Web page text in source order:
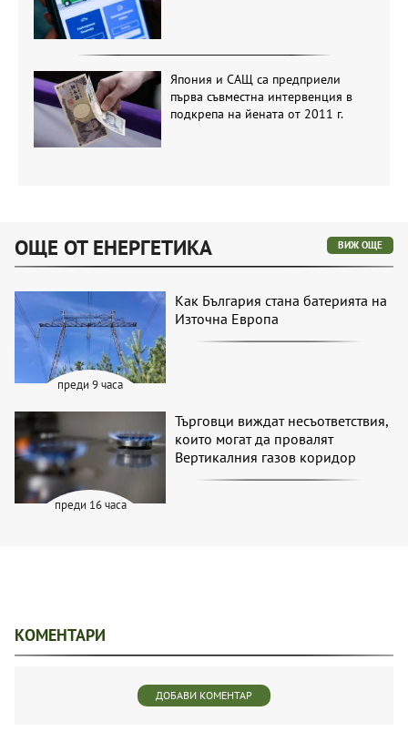
Япония и САЩ са предприели
първа съвместна интервенция в
подкрепа на йената от 2011 г.
ОЩЕ ОТ ЕНЕРГЕТИКА ВИЖ ОЩЕ
преди 9 часа
Как България стана батерията на
Източна Европа
преди 16 часа
Търговци виждат несъответствия,
които могат да провалят
Вертикалния газов коридор
КОМЕНТАРИ
ДОБАВИ КОМЕНТАР